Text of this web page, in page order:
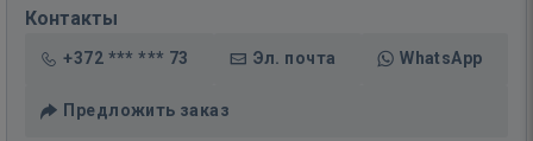
Контакты
+372 *** *** 73 Эл. почта WhatsApp
Предложить заказ